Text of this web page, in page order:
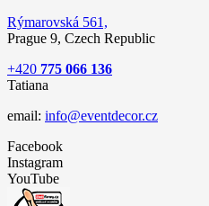
Rýmarovská 561,
Prague 9, Czech Republic
+420 775 066 136
Tatiana
email: info@eventdecor.cz
Facebook
Instagram
YouTube